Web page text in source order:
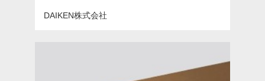
DAIKEN株式会社